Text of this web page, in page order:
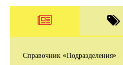
Справочник «Подразделения»